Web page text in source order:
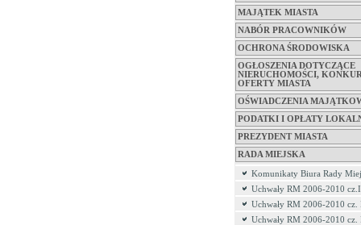
MAJĄTEK MIASTA
NABÓR PRACOWNIKÓW
OCHRONA ŚRODOWISKA
OGŁOSZENIA DOTYCZĄCE
NIERUCHOMOŚCI,
OFERTY MIASTA
OŚWIADCZENIA
PODATKI I OPŁATY
PREZYDENT MIASTA
RADA MIEJSKA
Komunikaty Biura Rady
Uchwały RM 2006-2010 cz.I
Uchwały RM 2006-2010 cz.
Uchwały RM 2006-2010 cz.